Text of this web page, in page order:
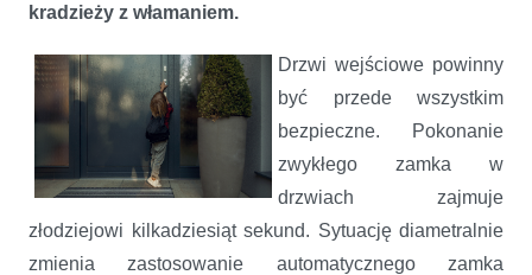
kradzieży z włamaniem.
Drzwi wejściowe powinny
być przede wszystkim
bezpieczne. Pokonanie
zwykłego zamka w
drzwiach zajmuje
złodziejowi kilkadziesiąt sekund. Sytuację diametralnie
zmienia zastosowanie automatycznego zamka